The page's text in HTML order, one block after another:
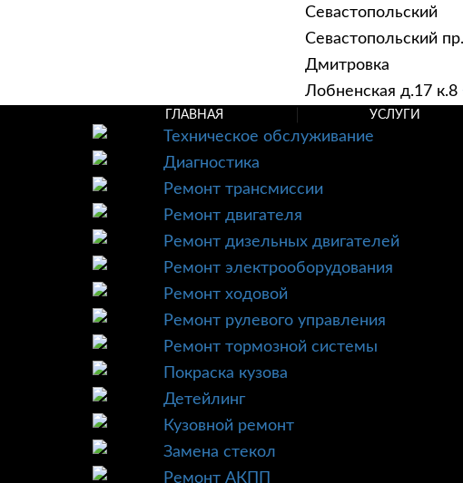
Севастопольский
Севастопольский
Дмитровка
Лобненская д.17 к.8
ГЛАВНАЯ УСЛУГИ
Техническое обслуживание
Диагностика
Ремонт трансмиссии
Ремонт двигателя
Ремонт дизельных двигателей
Ремонт электрооборудования
Ремонт ходовой
Ремонт рулевого управления
Ремонт тормозной системы
Покраска кузова
Детейлинг
Кузовной ремонт
Замена стекол
Ремонт АКПП